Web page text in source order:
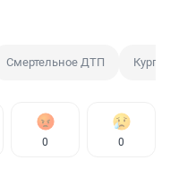
Смертельное ДТП Курган
0 0